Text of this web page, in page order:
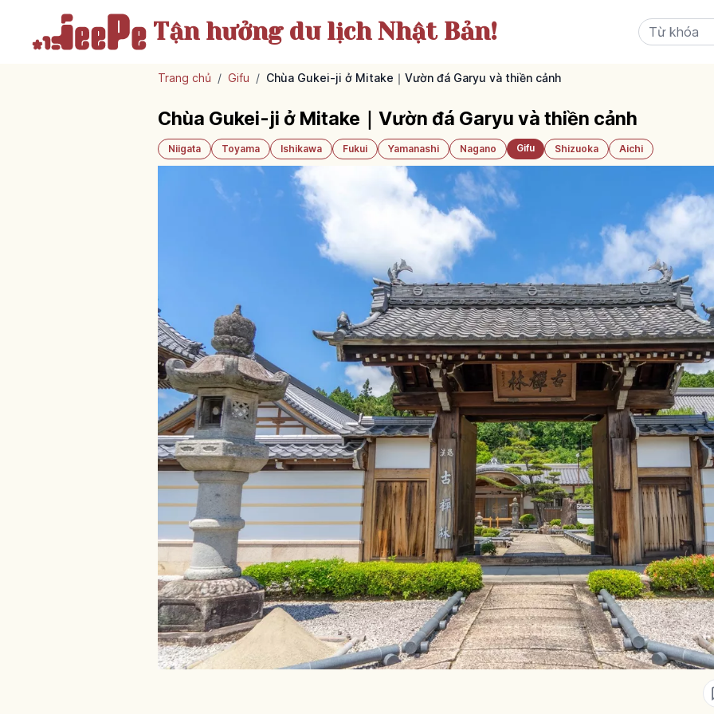
Tận hưởngdu lịch Nhật Bản!
Trang chủ / Gifu / Chùa Gukei-ji ở Mitake｜Vườn đá Garyu và thiền cảnh
Chùa Gukei-ji ở Mitake｜Vườn đá Garyu và thiền cảnh
Niigata Toyama Ishikawa Fukui Yamanashi Nagano Gifu Shizuoka Aichi